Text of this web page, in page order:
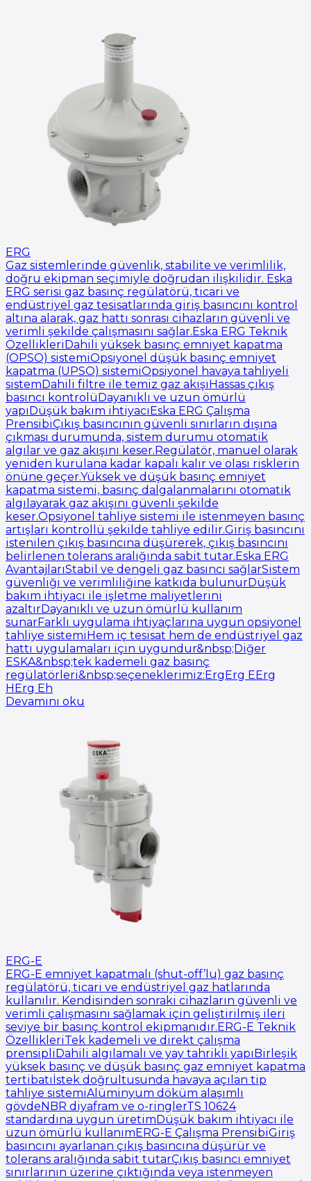
ERG
Gaz sistemlerinde güvenlik, stabilite ve verimlilik,
doğru ekipman seçimiyle doğrudan ilişkilidir. Eska
ERG serisi gaz basınç regülatörü, ticari ve
endüstriyel gaz tesisatlarında giriş basıncını kontrol
altına alarak, gaz hattı sonrası cihazların güvenli ve
verimli şekilde çalışmasını sağlar.Eska ERG Teknik
ÖzellikleriDahili yüksek basınç emniyet kapatma
(OPSO) sistemiOpsiyonel düşük basınç emniyet
kapatma (UPSO) sistemiOpsiyonel havaya tahliyeli
sistemDahili filtre ile temiz gaz akışıHassas çıkış
basıncı kontrolüDayanıklı ve uzun ömürlü
yapıDüşük bakım ihtiyacıEska ERG Çalışma
PrensibiÇıkış basıncının güvenli sınırların dışına
çıkması durumunda, sistem durumu otomatik
algılar ve gaz akışını keser.Regülatör, manuel olarak
yeniden kurulana kadar kapalı kalır ve olası risklerin
önüne geçer.Yüksek ve düşük basınç emniyet
kapatma sistemi, basınç dalgalanmalarını otomatik
algılayarak gaz akışını güvenli şekilde
keser.Opsiyonel tahliye sistemi ile istenmeyen basınç
artışları kontrollü şekilde tahliye edilir.Giriş basıncını
istenilen çıkış basıncına düşürerek, çıkış basıncını
belirlenen tolerans aralığında sabit tutar.Eska ERG
AvantajlarıStabil ve dengeli gaz basıncı sağlarSistem
güvenliği ve verimliliğine katkıda bulunurDüşük
bakım ihtiyacı ile işletme maliyetlerini
azaltırDayanıklı ve uzun ömürlü kullanım
sunarFarklı uygulama ihtiyaçlarına uygun opsiyonel
tahliye sistemiHem iç tesisat hem de endüstriyel gaz
hattı uygulamaları için uygundur&nbsp;Diğer
ESKA&nbsp;tek kademeli gaz basınç
regülatörleri&nbsp;seçeneklerimiz:ErgErg EErg
HErg Eh
Devamını oku
ERG-E
ERG-E emniyet kapatmalı (shut-off’lu) gaz basınç
regülatörü, ticari ve endüstriyel gaz hatlarında
kullanılır. Kendisinden sonraki cihazların güvenli ve
verimli çalışmasını sağlamak için geliştirilmiş ileri
seviye bir basınç kontrol ekipmanıdır.ERG-E Teknik
ÖzellikleriTek kademeli ve direkt çalışma
prensipliDahili algılamalı ve yay tahrikli yapıBirleşik
yüksek basınç ve düşük basınç gaz emniyet kapatma
tertibatıİstek doğrultusunda havaya açılan tip
tahliye sistemiAlüminyum döküm alaşımlı
gövdeNBR diyafram ve o-ringlerTS 10624
standardına uygun üretimDüşük bakım ihtiyacı ile
uzun ömürlü kullanımERG-E Çalışma PrensibiGiriş
basıncını ayarlanan çıkış basıncına düşürür ve
tolerans aralığında sabit tutarÇıkış basıncı emniyet
sınırlarının üzerine çıktığında veya istenmeyen